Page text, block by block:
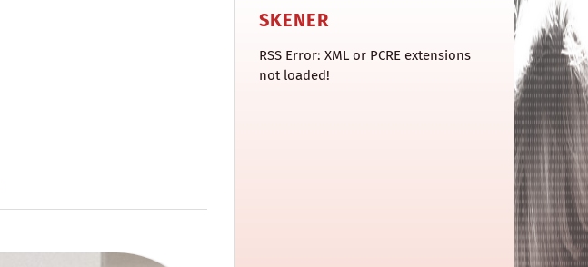
SKENER
RSS Error: XML or PCRE extensions
not loaded!